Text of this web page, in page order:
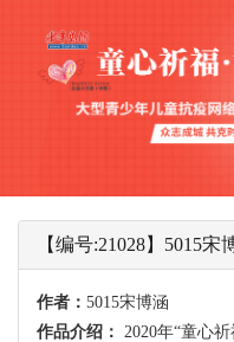
【编号:21028】5015宋
作者： 5015宋博涵
作品介绍：
2020年“童心